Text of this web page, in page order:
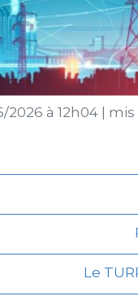
2026 à 12h04 mis
Le